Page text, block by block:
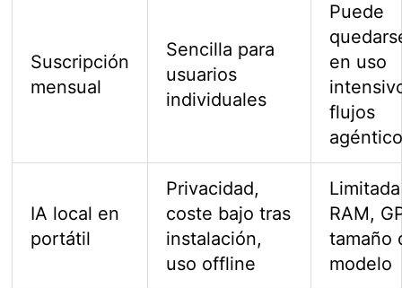
Suscripción
mensual
Sencilla para
usuarios
individuales
Puede
en uso
flujos
IA local en
portátil
Privacidad,
coste bajo tras
instalación,
uso offline
RAM,
tamaño
modelo